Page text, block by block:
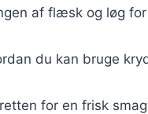
af flæsk og løg
du kan bruge
for en frisk